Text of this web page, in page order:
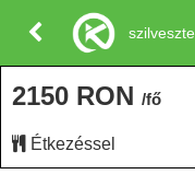
2150 RON /fő
Étkezéssel